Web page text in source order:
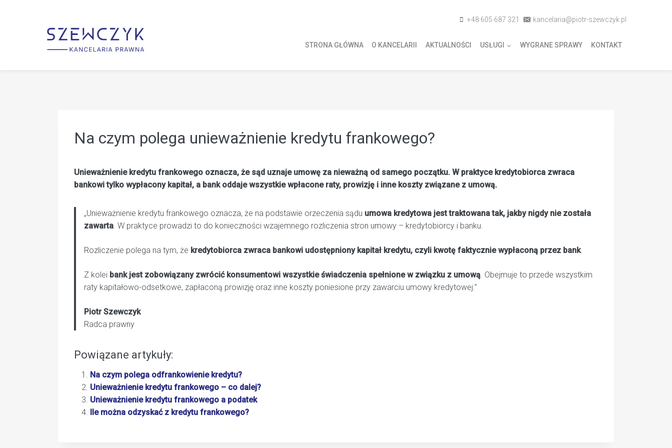
+48 605 687 321 kancelaria@piotr-szewczyk.pl
STRONA GŁÓWNA O KANCELARII AKTUALNOŚCI USŁUGI WYGRANE SPRAWY KONTAKT
Na czym polega unieważnienie kredytu frankowego?
Unieważnienie kredytu frankowego oznacza, że sąd uznaje umowę za nieważną od samego początku. W praktyce kredytobiorca zwraca
bankowi tylko wypłacony kapitał, a bank oddaje wszystkie wpłacone raty, prowizję i inne koszty związane z umową.
„Unieważnienie kredytu frankowego oznacza, że na podstawie orzeczenia sądu umowa kredytowa jest traktowana tak, jakby nigdy nie została
zawarta. W praktyce prowadzi to do konieczności wzajemnego rozliczenia stron umowy – kredytobiorcy i banku.
Rozliczenie polega na tym, że kredytobiorca zwraca bankowi udostępniony kapitał kredytu, czyli kwotę faktycznie wypłaconą przez bank.
Z kolei bank jest zobowiązany zwrócić konsumentowi wszystkie świadczenia spełnione w związku z umową. Obejmuje to przede wszystkim
raty kapitałowo-odsetkowe, zapłaconą prowizję oraz inne koszty poniesione przy zawarciu umowy kredytowej.”
Piotr Szewczyk
Radca prawny
Powiązane artykuły:
Na czym polega odfrankowienie kredytu?
Unieważnienie kredytu frankowego – co dalej?
Unieważnienie kredytu frankowego a podatek
Ile można odzyskać z kredytu frankowego?